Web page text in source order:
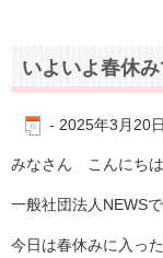
いよいよ春休み
- 2025年3月20日
みなさん こんにちは
一般社団法人NEWSで
今日は春休みに入っ